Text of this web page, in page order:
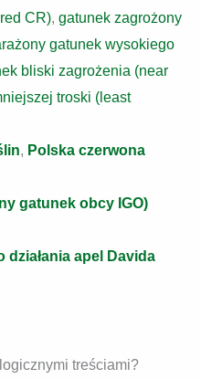
CR), gatunek zagrożony
gatunek wysokiego
bliski zagrożenia (near
troski (least
, Polska czerwona
gatunek obcy IGO)
apel Davida
treściami?